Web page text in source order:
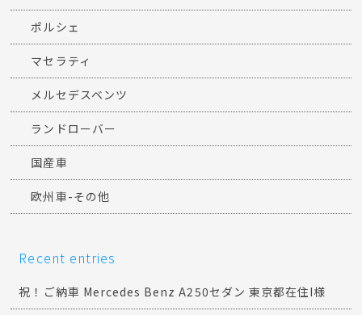
ポルシェ
マセラティ
メルセデスベンツ
ランドローバー
国産車
欧州車-その他
Recent entries
祝！ご納車 Mercedes Benz A250セダン 東京都在住I様